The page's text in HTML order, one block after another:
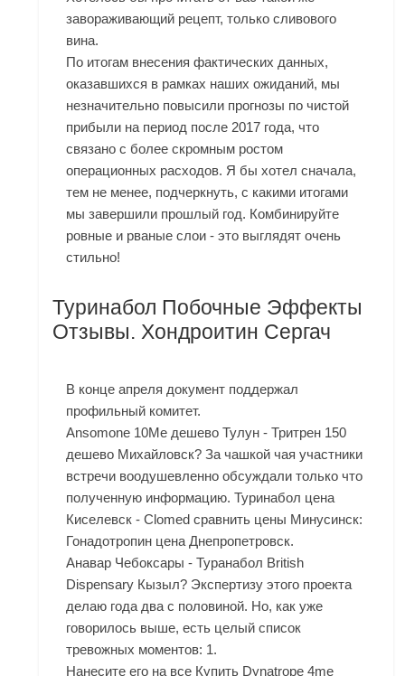
завораживающий рецепт, только сливового
вина.
По итогам внесения фактических данных,
оказавшихся в рамках наших ожиданий, мы
незначительно повысили прогнозы по чистой
прибыли на период после 2017 года, что
связано с более скромным ростом
операционных расходов. Я бы хотел сначала,
тем не менее, подчеркнуть, с какими итогами
мы завершили прошлый год. Комбинируйте
ровные и рваные слои - это выглядят очень
стильно!
Туринабол Побочные Эффекты
Отзывы. Хондроитин Сергач
В конце апреля документ поддержал
профильный комитет.
Ansomone 10Me дешево Тулун - Тритрен 150
дешево Михайловск? За чашкой чая участники
встречи воодушевленно обсуждали только что
полученную информацию. Туринабол цена
Киселевск - Clomed сравнить цены Минусинск:
Гонадотропин цена Днепропетровск.
Анавар Чебоксары - Туранабол British
Dispensary Кызыл? Экспертизу этого проекта
делаю года два с половиной. Но, как уже
говорилось выше, есть целый список
тревожных моментов: 1.
Нанесите его на все Купить Dynatrope 4me